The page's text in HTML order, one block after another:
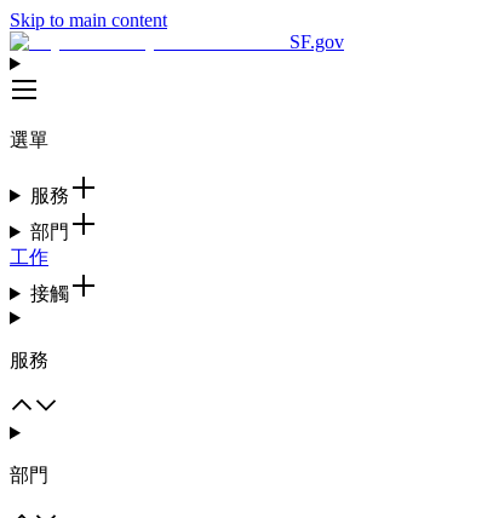
Skip to main content
SF.gov
選單
服務
部門
工作
接觸
服務
部門